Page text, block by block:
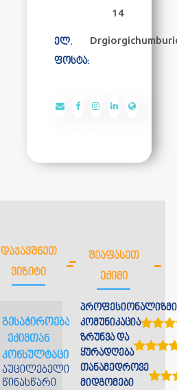
14
ელ.
ფოსტა:
ᲓᲐᲯᲐᲕᲨᲜᲔᲗ
ᲕᲘᲖᲘᲢᲘ
გესაჭიროებათ
ექიმთან
კონსულტაცია?
აუცილებელია
წინასწარი
ᲨᲔᲐᲤᲐᲡᲔᲗ
ᲔᲥᲘᲛᲘ
პროფესიონალიზმი
კომუნიკაცია
ზრუნვა და
ყურადღება
თანამედროვე
მიდგომები